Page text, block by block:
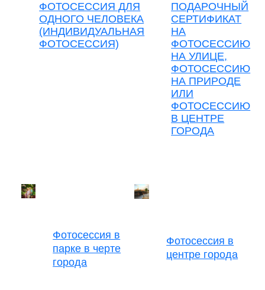
ФОТОСЕССИЯ ДЛЯ
ОДНОГО ЧЕЛОВЕКА
(ИНДИВИДУАЛЬНАЯ
ФОТОСЕССИЯ)
ПОДАРОЧНЫЙ
СЕРТИФИКАТ
НА
ФОТОСЕССИЮ
НА УЛИЦЕ,
ФОТОСЕССИЮ
НА ПРИРОДЕ
ИЛИ
ФОТОСЕССИЮ
В ЦЕНТРЕ
ГОРОДА
Фотосессия в
парке в черте
города
Фотосессия в
центре города